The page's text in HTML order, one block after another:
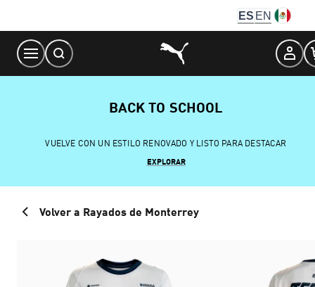
Content
ES EN
BACK TO SCHOOL
VUELVE CON UN ESTILO RENOVADO Y LISTO PARA DESTACAR
EXPLORAR
Volver a Rayados de Monterrey